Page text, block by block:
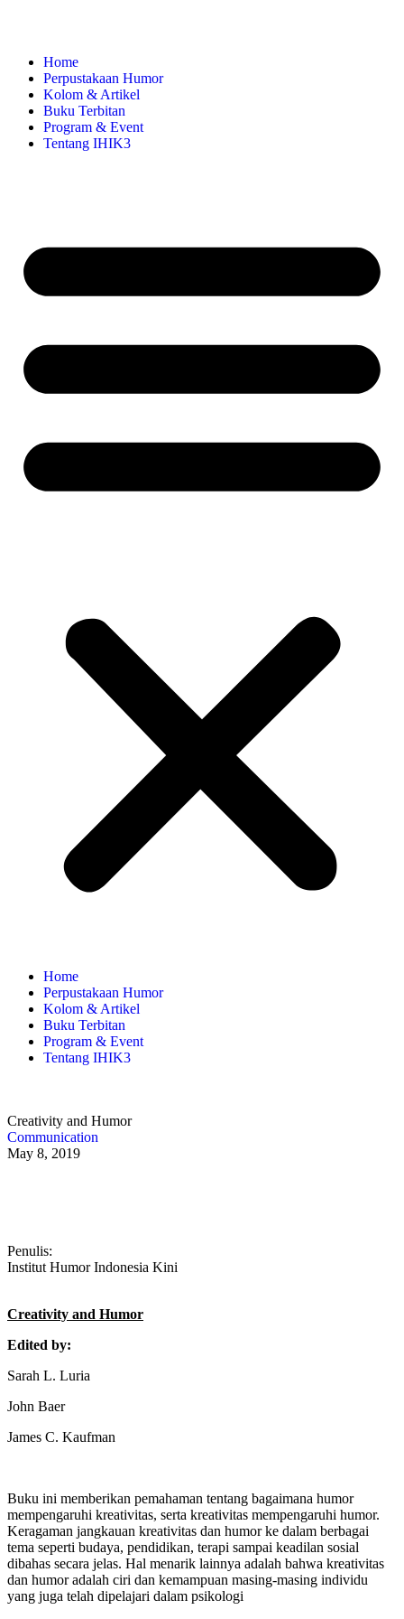
Home
Perpustakaan Humor
Kolom & Artikel
Buku Terbitan
Program & Event
Tentang IHIK3
Home
Perpustakaan Humor
Kolom & Artikel
Buku Terbitan
Program & Event
Tentang IHIK3
Creativity and Humor
Communication
May 8, 2019
Penulis:
Institut Humor Indonesia Kini
Creativity and Humor
Edited by:
Sarah L. Luria
John Baer
James C. Kaufman
Buku ini memberikan pemahaman tentang bagaimana humor
mempengaruhi kreativitas, serta kreativitas mempengaruhi humor.
Keragaman jangkauan kreativitas dan humor ke dalam berbagai
tema seperti budaya, pendidikan, terapi sampai keadilan sosial
dibahas secara jelas. Hal menarik lainnya adalah bahwa kreativitas
dan humor adalah ciri dan kemampuan masing-masing individu
yang juga telah dipelajari dalam psikologi